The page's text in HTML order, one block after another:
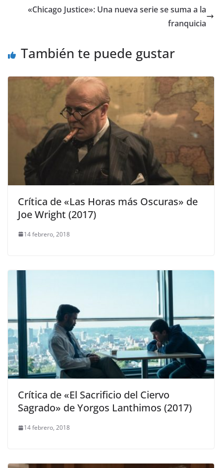
«Chicago Justice»: Una nueva serie se suma a la
franquicia
También te puede gustar
Crítica de «Las Horas más Oscuras» de
Joe Wright (2017)
14 febrero, 2018
Crítica de «El Sacrificio del Ciervo
Sagrado» de Yorgos Lanthimos (2017)
14 febrero, 2018